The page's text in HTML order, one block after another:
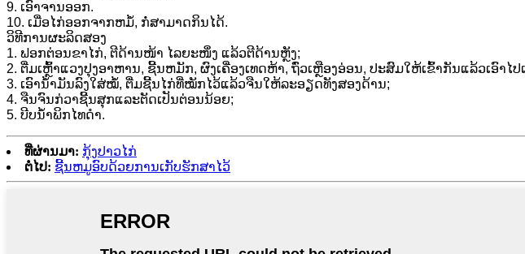
9. ເອົາຈານອອກ.
10. ເມື່ອໄກ່ອອກຈາກຫມໍ້, ກໍ່ສາມາດກິນໄດ້.
ວິ​ທີ​ການ​ຜະ​ລິດ​ສອງ​
1. ຟອກຕ່ອນຂາໄກ່, ຕີດ້ານໜ້າ ໄລຍະໜຶ່ງ ແລ້ວຕີດ້ານຫຼັງ;
2. ຕື່ມເຫຼົ້າແວງປຸງອາຫານ, ຊີ້ນຫມັກ, ຜົງເຄື່ອງເທດຫ້າ, ຖົ່ວເຫຼືອງອ່ອນ, ປະສົມໃຫ້ເຂົ້າກັນແລ້ວເອົາໄ
3. ເອົານ້ຳມັນລົງໃສ່ໝໍ້, ຕື່ມຊີ້ນໄກ່ທີ່ໝັກໄວ້ແລ້ວຈືນໃຫ້ລະອຽດທັງສອງດ້ານ;
4. ຈືນຈົນກ່ວາຊີ້ນສຸກແລະຕັດເປັນຕ່ອນນ້ອຍ;
5. ບີບນ້ຳພິກໄທດຳ.
ທີ່ຜ່ານມາ: ກຸ້ງປາວໄກ່
ຕໍ່ໄປ: ຊີ້ນຫມູອົບດ້ວຍການເກັບຮັກສາໄວ້